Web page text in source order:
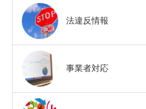
法違反情報
事業者対応